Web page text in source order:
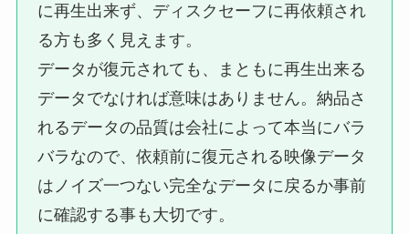
に再生出来ず、ディスクセーフに再依頼され
る方も多く見えます。
データが復元されても、まともに再生出来る
データでなければ意味はありません。納品さ
れるデータの品質は会社によって本当にバラ
バラなので、依頼前に復元される映像データ
はノイズ一つない完全なデータに戻るか事前
に確認する事も大切です。